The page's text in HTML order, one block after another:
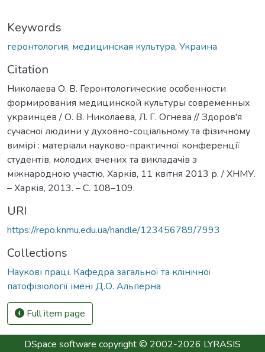
Keywords
геронтология, медицинская культура, Украина
Citation
Николаева О. В. Геронтологические особенности
формирования медицинской культуры современных
украинцев / О. В. Николаева, Л. Г. Огнева // Здоров'я
сучасної людини у духовно-соціальному та фізичному
вимірі : матеріали науково-практичної конференції
студентів, молодих вчених та викладачів з
міжнародною участю, Харків, 11 квітня 2013 р. / ХНМУ.
– Харків, 2013. – С. 108–109.
URI
https://repo.knmu.edu.ua/handle/123456789/7993
Collections
Наукові праці. Кафедра загальної та клінічної
патофізіології імені Д.О. Альперна
Full item page
DSpace software copyright © 2002-2026 LYRASIS